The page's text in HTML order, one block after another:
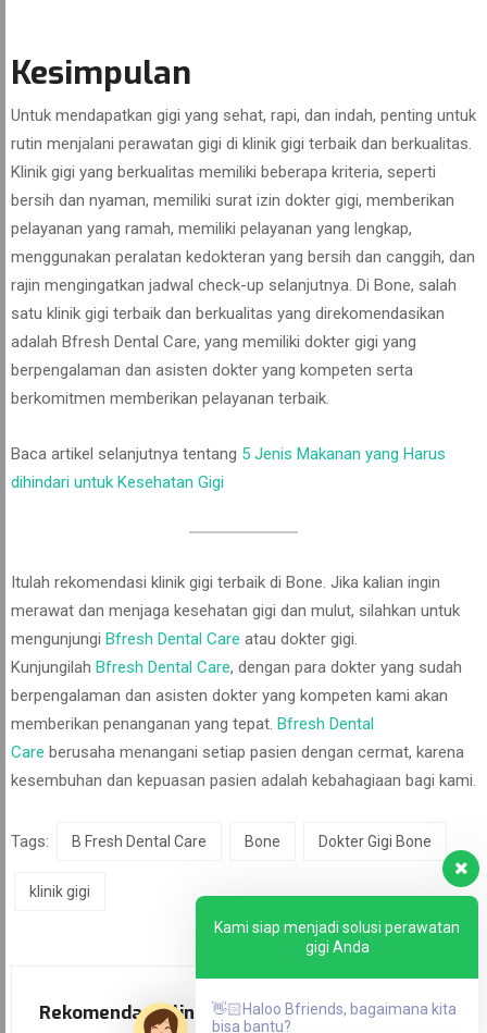
Kesimpulan
Untuk mendapatkan gigi yang sehat, rapi, dan indah, penting untuk
rutin menjalani perawatan gigi di klinik gigi terbaik dan berkualitas.
Klinik gigi yang berkualitas memiliki beberapa kriteria, seperti
bersih dan nyaman, memiliki surat izin dokter gigi, memberikan
pelayanan yang ramah, memiliki pelayanan yang lengkap,
menggunakan peralatan kedokteran yang bersih dan canggih, dan
rajin mengingatkan jadwal check-up selanjutnya. Di Bone, salah
satu klinik gigi terbaik dan berkualitas yang direkomendasikan
adalah Bfresh Dental Care, yang memiliki dokter gigi yang
berpengalaman dan asisten dokter yang kompeten serta
berkomitmen memberikan pelayanan terbaik.
Baca artikel selanjutnya tentang 5 Jenis Makanan yang Harus
dihindari untuk Kesehatan Gigi
Itulah rekomendasi klinik gigi terbaik di Bone. Jika kalian ingin
merawat dan menjaga kesehatan gigi dan mulut, silahkan untuk
mengunjungi Bfresh Dental Care atau dokter gigi.
Kunjungilah Bfresh Dental Care, dengan para dokter yang sudah
berpengalaman dan asisten dokter yang kompeten kami akan
memberikan penanganan yang tepat. Bfresh Dental
Care berusaha menangani setiap pasien dengan cermat, karena
kesembuhan dan kepuasan pasien adalah kebahagiaan bagi kami.
Tags: B Fresh Dental Care Bone Dokter Gigi Bone
klinik gigi
Rekomendasi Klinik Gigi Terbaik di
Kami siap menjadi solusi perawatan
gigi Anda
👋🏻Haloo Bfriends, bagaimana kita
bisa bantu?